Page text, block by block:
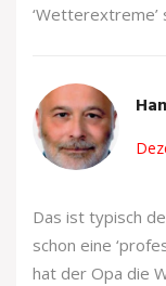
‘Wetterextreme’
Das ist typisch
schon eine
hat der Opa die